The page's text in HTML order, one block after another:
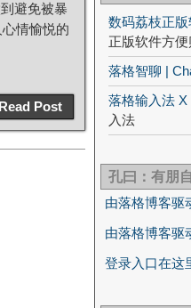
避免被暴
情愉悦的
Post
数码荔枝正
正版软件方便
落格智聊 |
落格输入法 X
入法
孔曰：有朋
由落格博客驱
由落格博客驱
登录入口在这